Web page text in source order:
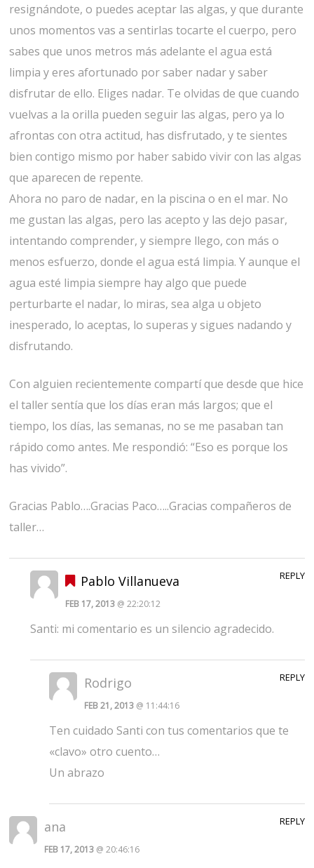
resignándote, o puedes aceptar las algas, y que durante
unos momentos vas a sentirlas tocarte el cuerpo, pero
sabes que unos metros más adelante el agua está
limpia y eres afortunado por saber nadar y saber
disfrutar de ello. Eliges nadar. Te olvidas de que cuando
vuelvas a la orilla pueden seguir las algas, pero ya lo
afrontas con otra actitud, has disfrutado, y te sientes
bien contigo mismo por haber sabido vivir con las algas
que aparecen de repente.
Ahora no paro de nadar, en la piscina o en el mar. No
me gustan las algas, pero las acepto y las dejo pasar,
intentando comprender, y siempre llego, con más o
menos esfuerzo, donde el agua está limpia. Y aunque el
agua esté limpia siempre hay algo que puede
perturbarte el nadar, lo miras, sea alga u objeto
inesperado, lo aceptas, lo superas y sigues nadando y
disfrutando.
Con alguien recientemente compartí que desde que hice
el taller sentía que los días eran más largos; que el
tiempo, los días, las semanas, no se me pasaban tan
rápido como antes. Me respondió: “Eso es porque los
has vivido”.
Gracias Pablo….Gracias Paco…..Gracias compañeros de
taller…
Pablo Villanueva
FEB 17, 2013 @ 22:20:12
Santi: mi comentario es un silencio agradecido.
REPLY
Rodrigo
FEB 21, 2013 @ 11:44:16
Ten cuidado Santi con tus comentarios que te
«clavo» otro cuento…
Un abrazo
REPLY
ana
FEB 17, 2013 @ 20:46:16
REPLY